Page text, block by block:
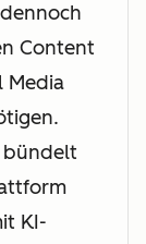
Content
Media
bündelt
KI-